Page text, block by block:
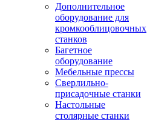
Дополнительное
оборудование для
кромкооблицовочных
станков
Багетное
оборудование
Мебельные прессы
Сверлильно-
присадочные станки
Настольные
столярные станки